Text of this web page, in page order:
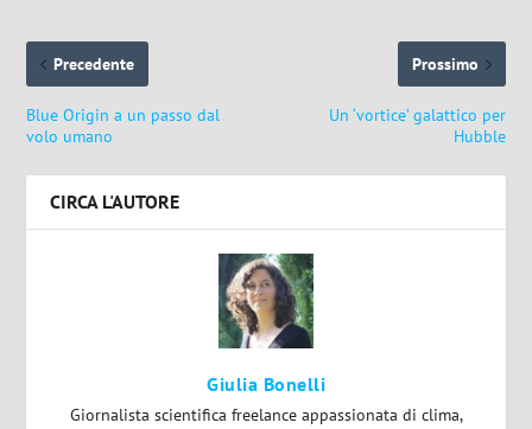
Precedente
Blue Origin a un passo dal
volo umano
Prossimo
Un ‘vortice’ galattico per
Hubble
CIRCA L'AUTORE
Giulia Bonelli
Giornalista scientifica freelance appassionata di clima,